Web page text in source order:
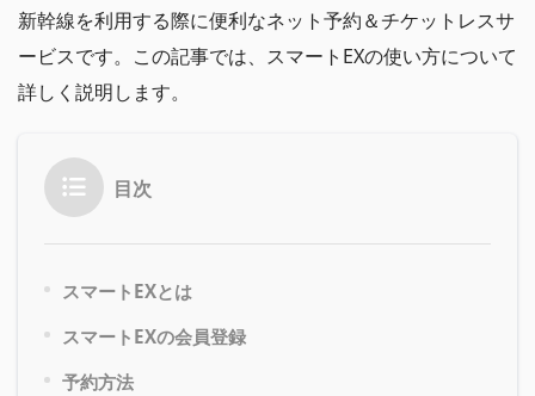
新幹線を利用する際に便利なネット予約＆チケットレスサ
ービスです。この記事では、スマートEXの使い方について
詳しく説明します。
目次
スマートEXとは
スマートEXの会員登録
予約方法